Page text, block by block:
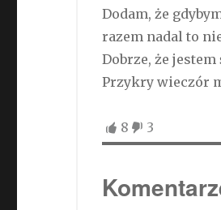
Dodam, że
razem nadal to
Dobrze, że
Przykry wieczór
8 3